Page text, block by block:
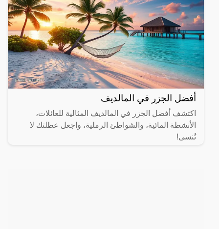
أفضل الجزر في المالديف
اكتشف أفضل الجزر في المالديف المثالية للعائلات،
الأنشطة المائية، والشواطئ الرملية، واجعل عطلتك لا
تُنسى!